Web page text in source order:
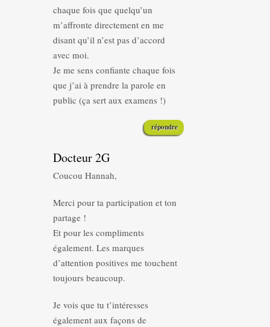
chaque fois que quelqu’un
m’affronte directement en me
disant qu’il n’est pas d’accord
avec moi.
Je me sens confiante chaque fois
que j’ai à prendre la parole en
public (ça sert aux examens !)
répondre
Docteur 2G
Coucou Hannah,
Merci pour ta participation et ton
partage !
Et pour les compliments
également. Les marques
d’attention positives me touchent
toujours beaucoup.
Je vois que tu t’intéresses
également aux façons de